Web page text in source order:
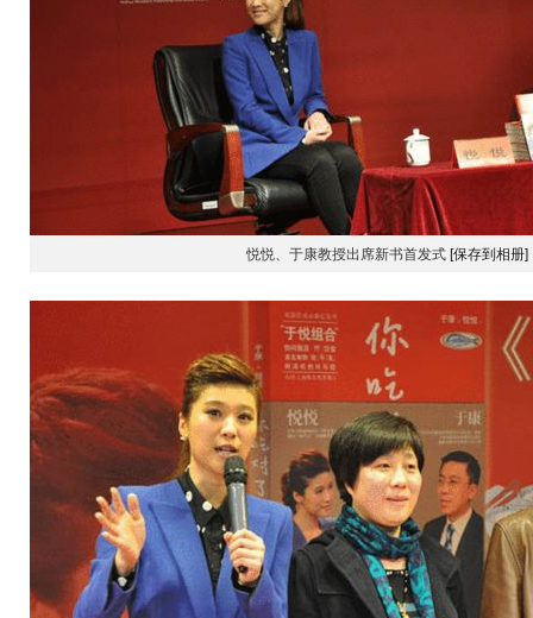
悦悦、于康教授出席新书首发式 [保存到相册]